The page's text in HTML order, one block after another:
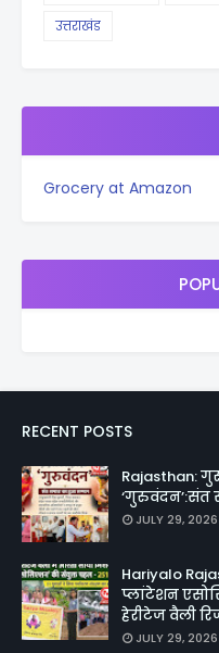
उत्तराखंड
Grocery at Amazon
RECENT POSTS
Rajasthan:
‘गुरुवंदन’:संत
JULY 29, 2026
Hariyalo
प्लांटेशन
हेरीटेज वैली
JULY 29, 2026